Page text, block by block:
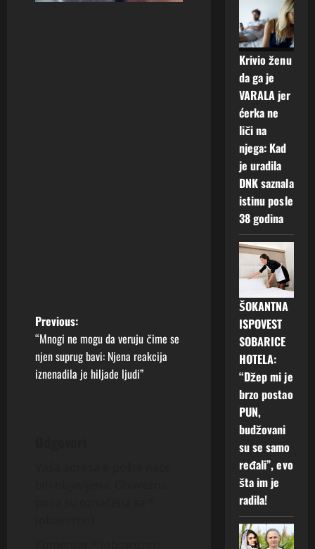
P
o
s
Previous:
“Mnogi ne mogu da veruju čime se
njen suprug bavi: Njena reakcija
iznenadila je hiljade ljudi”
Krivio ženu
da ga je
VARALA jer
ćerka ne
liči na
njega: Kad
je uradila
DNK saznala
istinu posle
38 godina
ŠOKANTNA
ISPOVEST
SOBARICE
HOTELA:
“Džep mi je
brzo postao
PUN,
budžovani
su se samo
ređali”, evo
šta im je
radila!